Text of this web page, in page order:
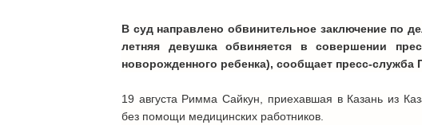
В суд направлено обвинительное заключение по
летняя девушка обвиняется в совершении
новорожденного ребенка), сообщает пресс-служба
19 августа Римма Сайкун, приехавшая в Казань из
без помощи медицинских работников.